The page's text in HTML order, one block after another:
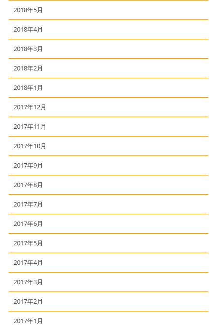
2018年5月
2018年4月
2018年3月
2018年2月
2018年1月
2017年12月
2017年11月
2017年10月
2017年9月
2017年8月
2017年7月
2017年6月
2017年5月
2017年4月
2017年3月
2017年2月
2017年1月